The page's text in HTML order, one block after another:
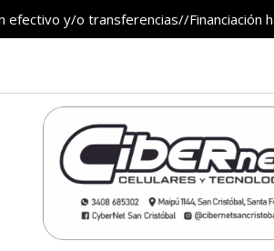
efectivo y/o transferencias//